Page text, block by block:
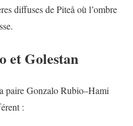
diffuses de Piteå où l’ombre
et Golestan
paire Gonzalo Rubio–Hami
: